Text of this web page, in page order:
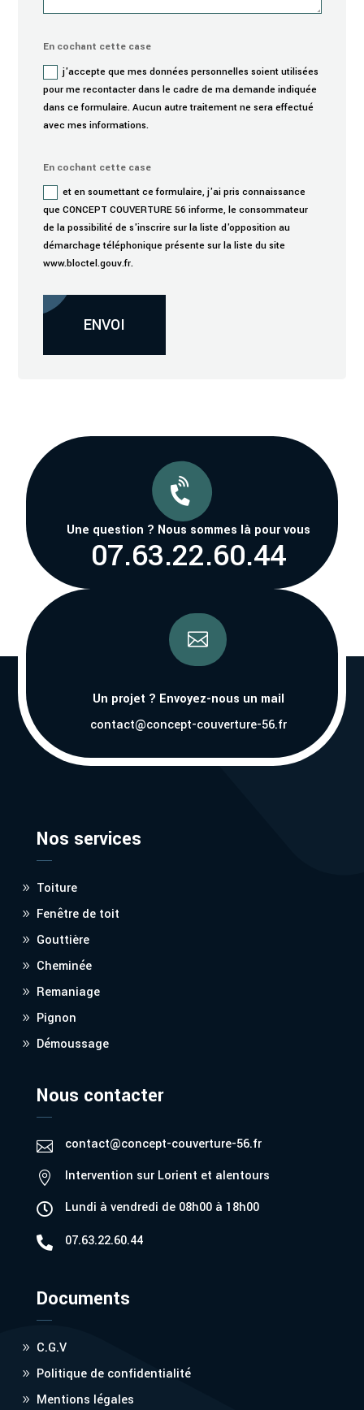
En cochant cette case
j'accepte que mes données personnelles soient utilisées
pour me recontacter dans le cadre de ma demande indiquée
dans ce formulaire. Aucun autre traitement ne sera effectué
avec mes informations.
En cochant cette case
et en soumettant ce formulaire, j'ai pris connaissance
que CONCEPT COUVERTURE 56 informe, le consommateur
de la possibilité de s'inscrire sur la liste d'opposition au
démarchage téléphonique présente sur la liste du site
www.bloctel.gouv.fr.
ENVOI

Une question ? Nous sommes là pour vous
07.63.22.60.44

Un projet ? Envoyez-nous un mail
contact@concept-couverture-56.fr
Nos services
Toiture
Fenêtre de toit
Gouttière
Cheminée
Remaniage
Pignon
Démoussage
Nous contacter
 contact@concept-couverture-56.fr

Intervention sur Lorient et alentours

Lundi à vendredi de 08h00 à 18h00
 07.63.22.60.44
Documents
C.G.V
Politique de confidentialité
Mentions légales